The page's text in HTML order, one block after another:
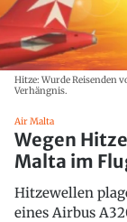
Hitze: Wurde Reisenden
Verhängnis.
Air Malta
Wegen
Malta im
Hitzewellen
eines Airbus